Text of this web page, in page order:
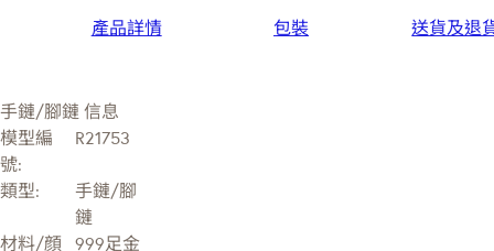
產品詳情 包裝 送貨及退
手鏈/腳鏈 信息
模型編
號:
R21753
類型:
手鏈/腳
鏈
材料/顔
999足金